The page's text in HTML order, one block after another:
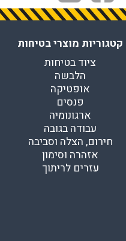
קטגוריות מוצרי בטיחות
ציוד בטיחות
הלבשה
אופטיקה
פנסים
ארגונומיה
עבודה בגובה
חירום, הצלה וסביבה
אזהרה וסימון
עזרים לריתוך